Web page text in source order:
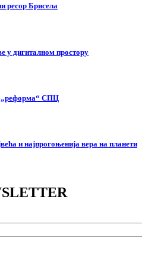
ресор Брисела
у дигиталном простору
„реформа“ СПЦ
и најпрогоњенија вера на планети